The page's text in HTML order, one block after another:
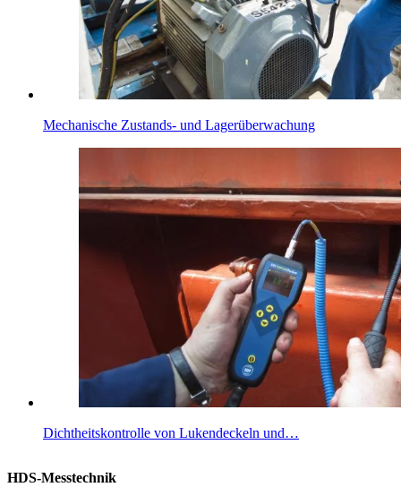
Mechanische Zustands- und Lagerüberwachung
Dichtheitskontrolle von Lukendeckeln und…
HDS-Messtechnik